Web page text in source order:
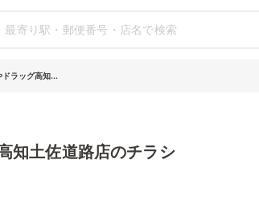
ドラッグ高知...
知土佐道路店のチラシ